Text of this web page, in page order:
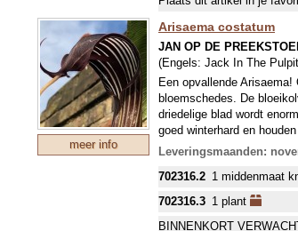
meer info
Arisaema costatum
JAN OP DE
(Engels: Jack In The
Een opvallende
bloemschedes. De
driedelige blad wordt
goed winterhard en
Leveringsmaanden:
702316.2 1 middenmaat
702316.3 1 plant
BINNENKORT